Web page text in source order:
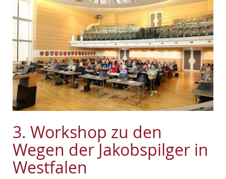
3. Workshop zu den
Wegen der Jakobspilger in
Westfalen